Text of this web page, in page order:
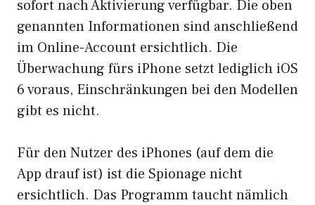
sofort nach Aktivierung verfügbar. Die oben
genannten Informationen sind anschließend
im Online-Account ersichtlich. Die
Überwachung fürs iPhone setzt lediglich iOS
6 voraus, Einschränkungen bei den Modellen
gibt es nicht.
Für den Nutzer des iPhones (auf dem die
App drauf ist) ist die Spionage nicht
ersichtlich. Das Programm taucht nämlich